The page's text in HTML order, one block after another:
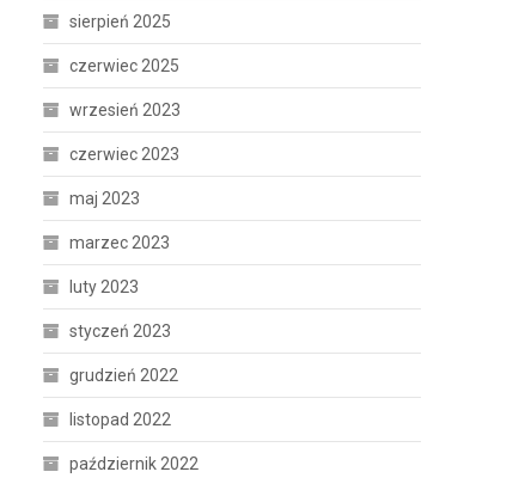
sierpień 2025
czerwiec 2025
wrzesień 2023
czerwiec 2023
maj 2023
marzec 2023
luty 2023
styczeń 2023
grudzień 2022
listopad 2022
październik 2022